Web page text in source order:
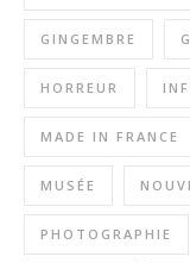
GINGEMBRE
HORREUR
MADE IN FRANCE
MUSÉE
PHOTOGRAPHIE